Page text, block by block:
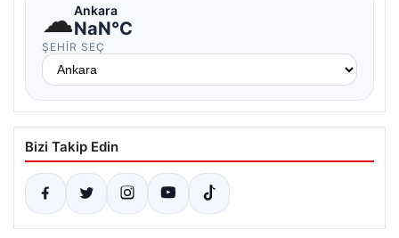
☁Ankara
NaN°C
ŞEHIR SEÇ
Bizi Takip Edin